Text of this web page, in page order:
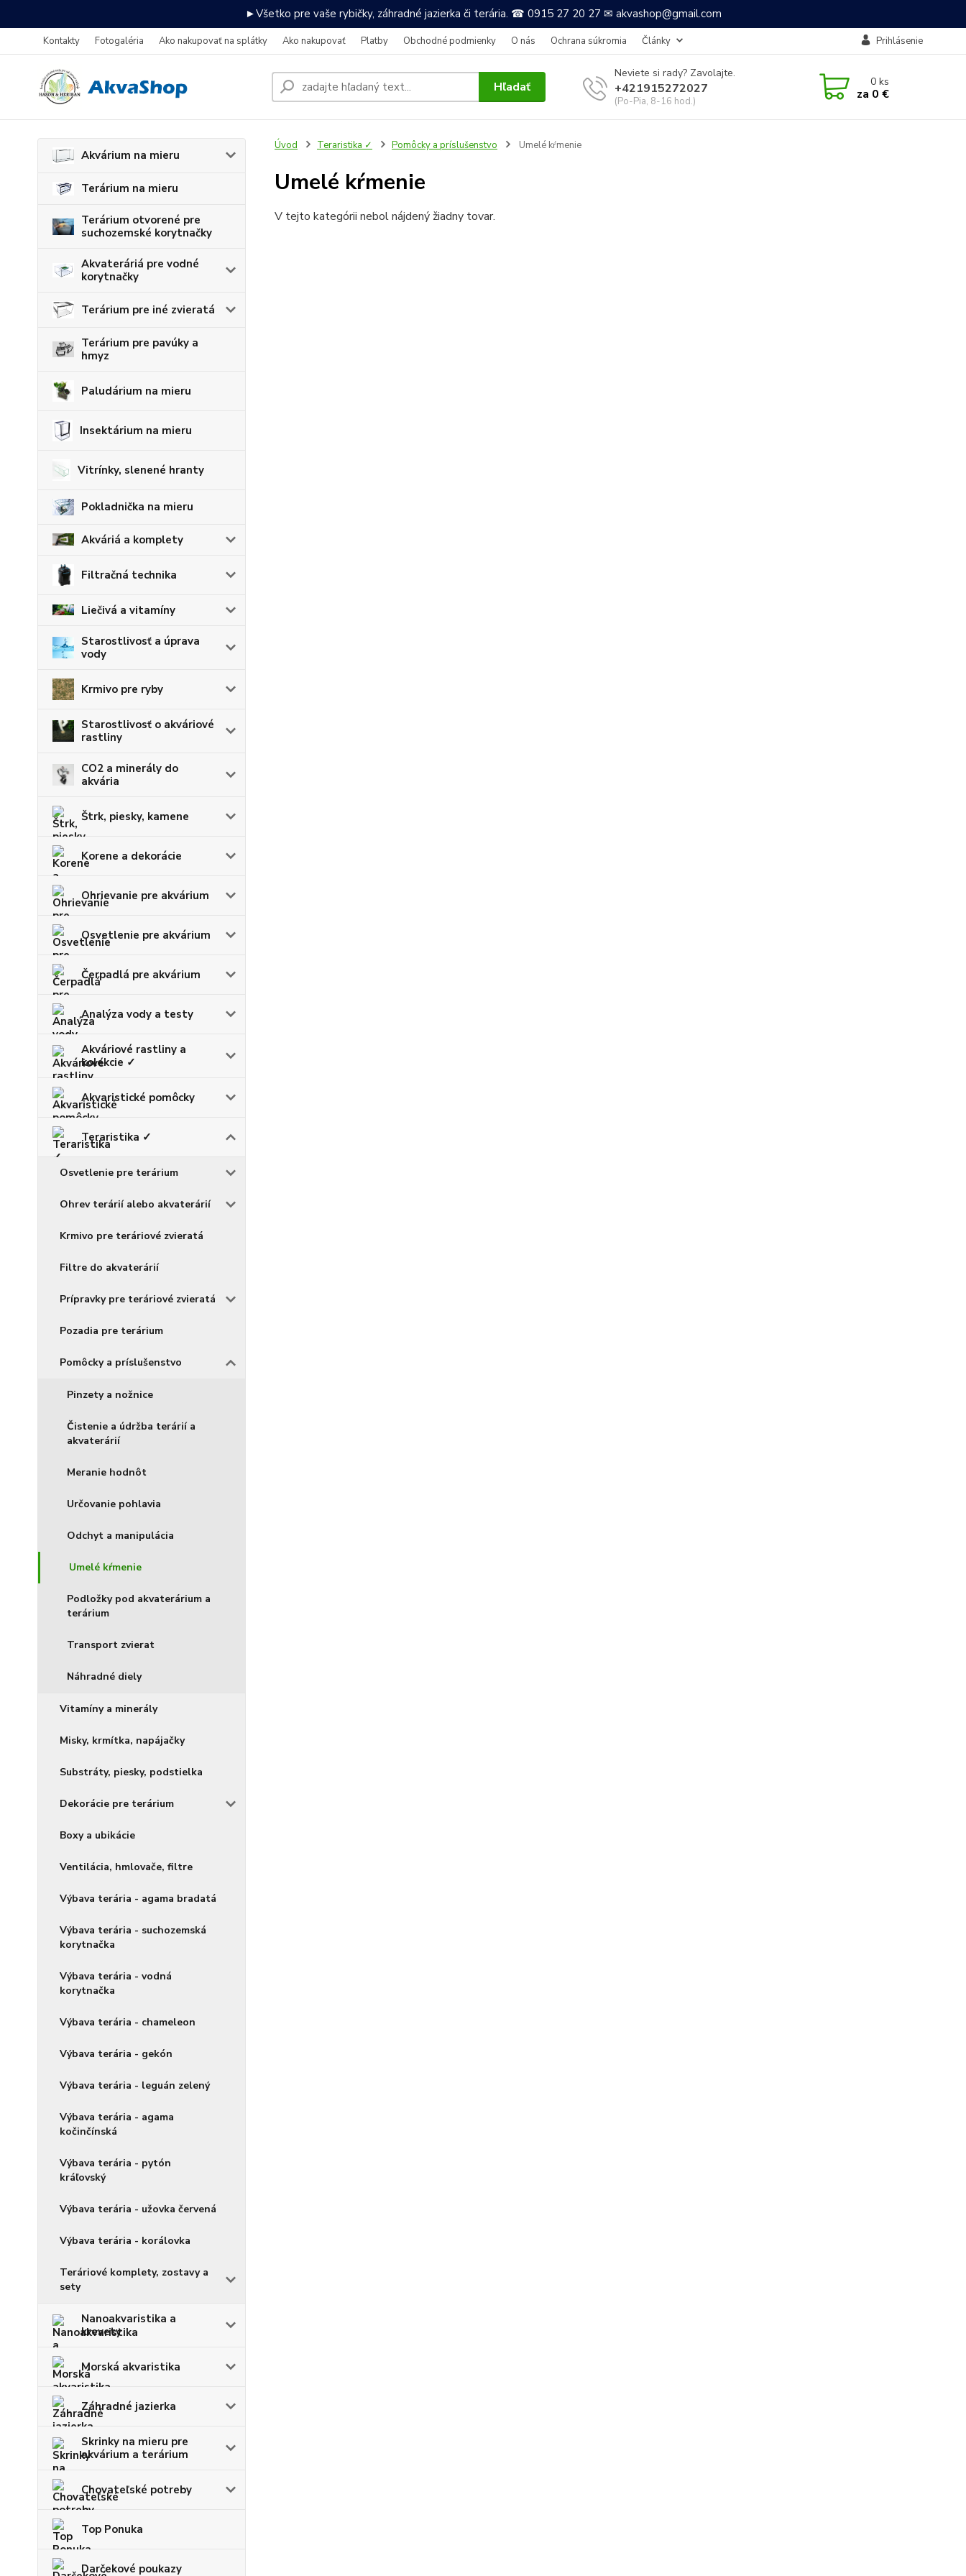
►Všetko pre vaše rybičky, záhradné jazierka či terária. ☎ 0915 27 20 27 ✉ akvashop@gmail.com
Kontakty Fotogaléria Ako nakupovať na splátky Ako nakupovať Platby Obchodné podmienky O nás Ochrana súkromia Články Prihlásenie
Hľadať
Neviete si rady? Zavolajte.
+421915272027
(Po-Pia, 8-16 hod.)
0ks
za 0 €
Akvárium na mieru
Terárium na mieru
Terárium otvorené pre
suchozemské korytnačky
Akvateráriá pre vodné
korytnačky
Terárium pre iné zvieratá
Terárium pre pavúky a
hmyz
Paludárium na mieru
Insektárium na mieru
Vitrínky, slenené hranty
Pokladnička na mieru
Akváriá a komplety
Filtračná technika
Liečivá a vitamíny
Starostlivosť a úprava
vody
Krmivo pre ryby
Starostlivosť o akváriové
rastliny
CO2 a minerály do
akvária
Štrk, piesky, kamene
Korene a dekorácie
Ohrievanie pre akvárium
Osvetlenie pre akvárium
Čerpadlá pre akvárium
Analýza vody a testy
Akváriové rastliny a
kolekcie ✓
Akvaristické pomôcky
Teraristika ✓
Osvetlenie pre terárium
Ohrev terárií alebo akvaterárií
Krmivo pre teráriové zvieratá
Filtre do akvaterárií
Prípravky pre teráriové zvieratá
Pozadia pre terárium
Pomôcky a príslušenstvo
Pinzety a nožnice
Čistenie a údržba terárií a
akvaterárií
Meranie hodnôt
Určovanie pohlavia
Odchyt a manipulácia
Umelé kŕmenie
Podložky pod akvaterárium a
terárium
Transport zvierat
Náhradné diely
Vitamíny a minerály
Misky, krmítka, napájačky
Substráty, piesky, podstielka
Dekorácie pre terárium
Boxy a ubikácie
Ventilácia, hmlovače, filtre
Výbava terária - agama bradatá
Výbava terária - suchozemská
korytnačka
Výbava terária - vodná
korytnačka
Výbava terária - chameleon
Výbava terária - gekón
Výbava terária - leguán zelený
Výbava terária - agama
kočinčínská
Výbava terária - pytón
kráľovský
Výbava terária - užovka červená
Výbava terária - korálovka
Teráriové komplety, zostavy a
sety
Nanoakvaristika a
krevety
Morská akvaristika
Záhradné jazierka
Skrinky na mieru pre
akvárium a terárium
Chovateľské potreby
Top Ponuka
Darčekové poukazy
Úvod Teraristika ✓ Pomôcky a príslušenstvo Umelé kŕmenie
Umelé kŕmenie
V tejto kategórii nebol nájdený žiadny tovar.